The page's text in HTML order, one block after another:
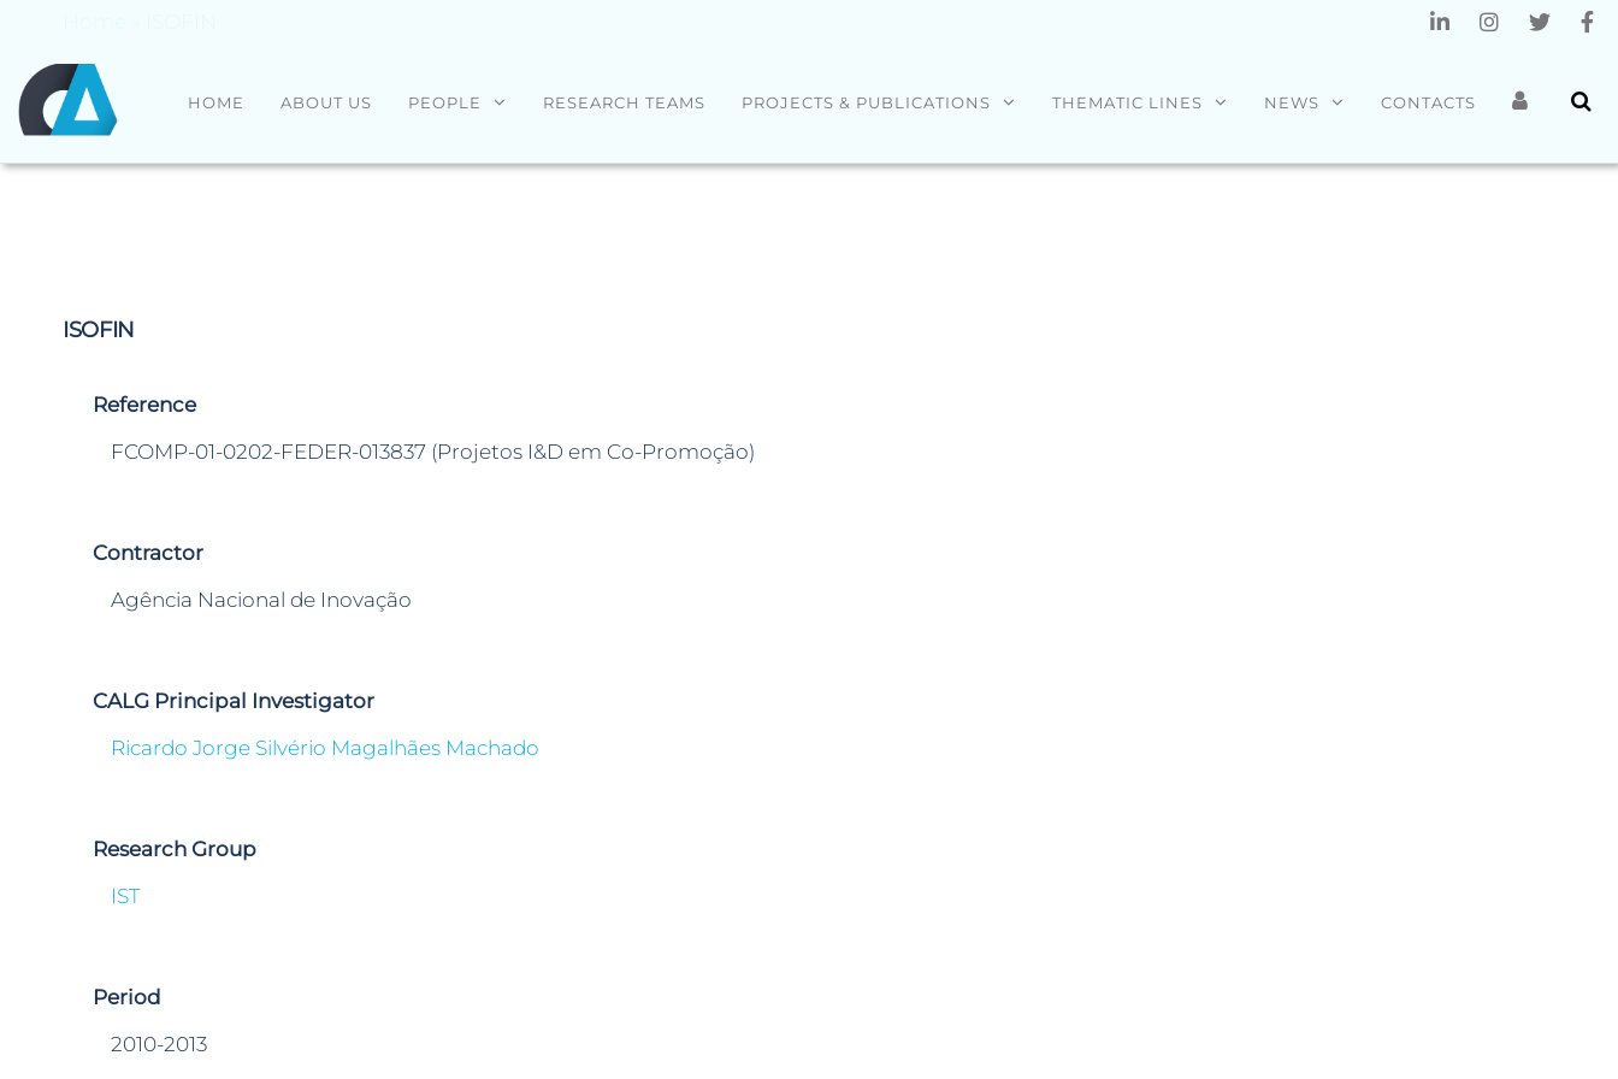
CENTRO
Universidade
HOME ABOUT US PEOPLE RESEARCH TEAMS PROJECTS & PUBLICATIONS THEMATIC LINES NEWS CONTACTS
ISOFIN
Reference
FCOMP-01-0202-FEDER-013837 (Projetos I&D em Co-Promoção)
Contractor
Agência Nacional de Inovação
CALG Principal Investigator
Ricardo Jorge Silvério Magalhães Machado
Research Group
IST
Period
2010-2013